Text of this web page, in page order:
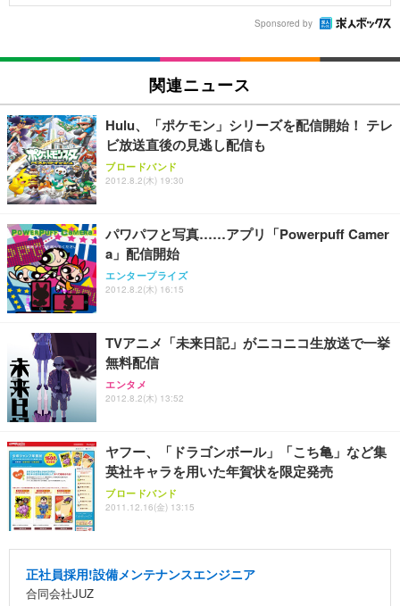
Sponsored by
関連ニュース
Hulu、「ポケモン」シリーズを配信開始！ テレ
ビ放送直後の見逃し配信も
ブロードバンド
2012.8.2(木) 19:30
パワパフと写真……アプリ「Powerpuff Camer
a」配信開始
エンタープライズ
2012.8.2(木) 16:15
TVアニメ「未来日記」がニコニコ生放送で一挙
無料配信
エンタメ
2012.8.2(木) 13:52
ヤフー、「ドラゴンボール」「こち亀」など集
英社キャラを用いた年賀状を限定発売
ブロードバンド
2011.12.16(金) 13:15
正社員採用!設備メンテナンスエンジニア
合同会社JUZ